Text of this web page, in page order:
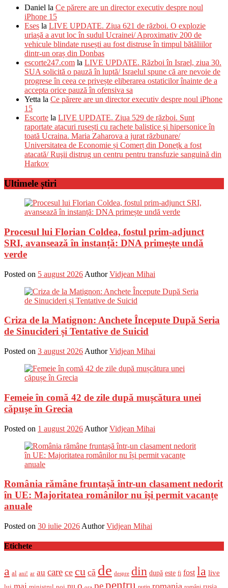
Daniel la Ce părere are un director executiv despre noul
iPhone 15
Eses la LIVE UPDATE. Ziua 621 de război. O explozie
uriașă a avut loc în sudul Ucrainei/ Aproximativ 200 de
vehicule blindate rusești au fost distruse în timpul bătăliilor
dintr-un oraș din Donbas
escorte247.com la LIVE UPDATE. Război în Israel, ziua 30.
SUA solicită o pauză în luptă/ Israelul spune că are nevoie de
progrese în ceea ce privește eliberarea ostaticilor înainte de a
accepta orice pauză în ofensiva sa
Yetta la Ce părere are un director executiv despre noul iPhone
15
Escorte la LIVE UPDATE. Ziua 529 de război. Sunt
raportate atacuri rusești cu rachete balistice şi hipersonice în
toată Ucraina. Maria Zaharova a jurat răzbunare/
Universitatea de Economie și Comerț din Donețk a fost
atacată/ Ruşii distrug un centru pentru transfuzie sanguină din
Harkov
Ultimele știri
Procesul lui Florian Coldea, fostul prim-adjunct
SRI, avansează în instanță: DNA primește undă
verde
Posted on 5 august 2026 Author Vidjean Mihai
Criza de la Matignon: Anchete Începute După Seria
de Sinucideri și Tentative de Suicid
Posted on 3 august 2026 Author Vidjean Mihai
Femeie în comă 42 de zile după mușcătura unei
căpușe în Grecia
Posted on 1 august 2026 Author Vidjean Mihai
România rămâne fruntașă într-un clasament nedorit
în UE: Majoritatea românilor nu își permit vacanțe
anuale
Posted on 30 iulie 2026 Author Vidjean Mihai
Etichete
a al ani! ar au care ce cu că de despre din după este fi fost la live
mai nu o pepentru putin romania